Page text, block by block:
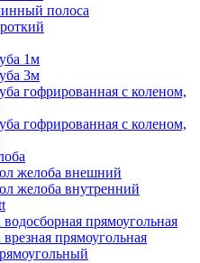
полоса
1м
3м
гофрированная с коленом,
гофрированная с коленом,
желоба внешний
желоба внутренний
прямоугольная
прямоугольная